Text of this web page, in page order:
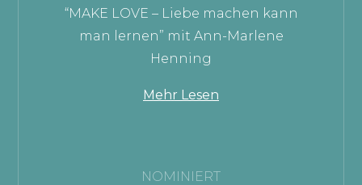
“MAKE LOVE – Liebe machen kann
man lernen” mit Ann-Marlene
Henning
Mehr Lesen
NOMINIERT